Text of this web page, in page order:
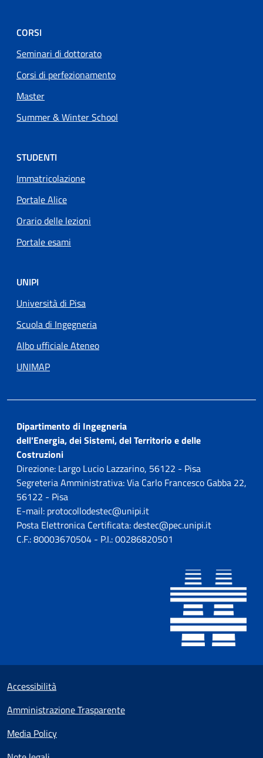
CORSI
Seminari di dottorato
Corsi di perfezionamento
Master
Summer & Winter School
STUDENTI
Immatricolazione
Portale Alice
Orario delle lezioni
Portale esami
UNIPI
Università di Pisa
Scuola di Ingegneria
Albo ufficiale Ateneo
UNIMAP
Dipartimento di Ingegneria
dell'Energia, dei Sistemi, del Territorio e delle
Costruzioni
Direzione: Largo Lucio Lazzarino, 56122 - Pisa
Segreteria Amministrativa: Via Carlo Francesco Gabba 22,
56122 - Pisa
E-mail: protocollodestec@unipi.it
Posta Elettronica Certificata: destec@pec.unipi.it
C.F.: 80003670504 - P.I.: 00286820501
Small prints
Sezione Link utili
Accessibilità
Amministrazione Trasparente
Media Policy